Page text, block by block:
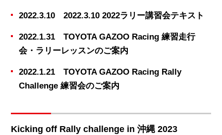
2022.3.10 2022.3.10 2022ラリー講習会テキスト
2022.1.31 TOYOTA GAZOO Racing 練習走行
会・ラリーレッスンのご案内
2022.1.21 TOYOTA GAZOO Racing Rally
Challenge 練習会のご案内
Kicking off Rally challenge in 沖縄 2023